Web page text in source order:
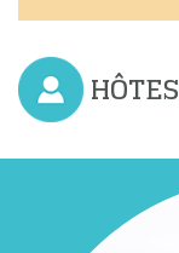
HÔTES